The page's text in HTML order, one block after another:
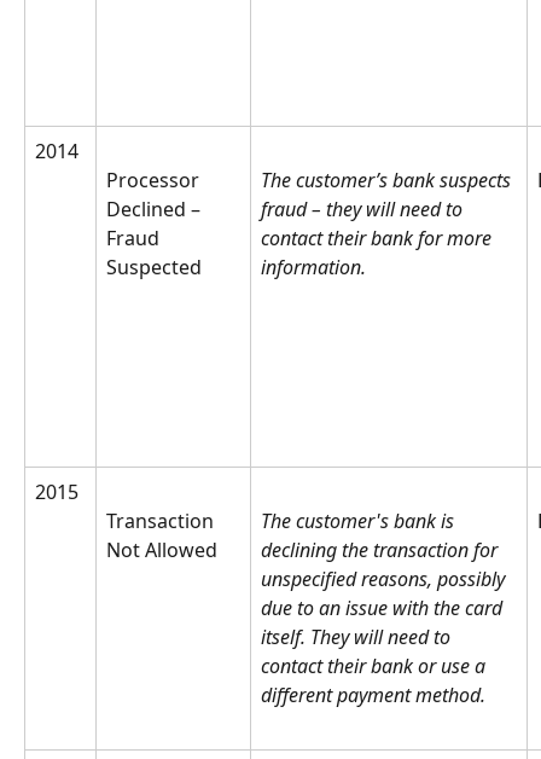
2014
Processor
Declined –
Fraud
Suspected
The customer’s bank suspects
fraud – they will need to
contact their bank for more
information.
2015
Transaction
Not Allowed
The customer's bank is
declining the transaction for
unspecified reasons, possibly
due to an issue with the card
itself. They will need to
contact their bank or use a
different payment method.